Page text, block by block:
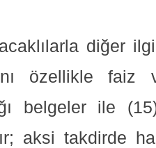
diğer
özellikle
belgeler ile
aksi takdirde